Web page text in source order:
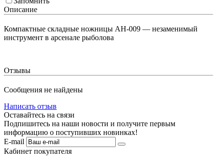
Описание
Компактные складные ножницы AH-009 — незаменимый
инструмент в арсенале рыболова
Отзывы
Сообщения не найдены
Написать отзыв
Оставайтесь на связи
Подпишитесь на наши новости и получите первым
информацию о поступивших новинках!
E-mail
Кабинет покупателя